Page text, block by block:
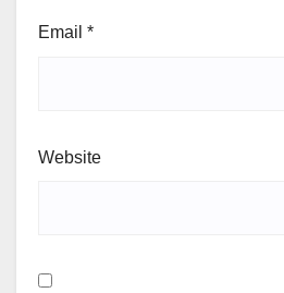
Email *
Website